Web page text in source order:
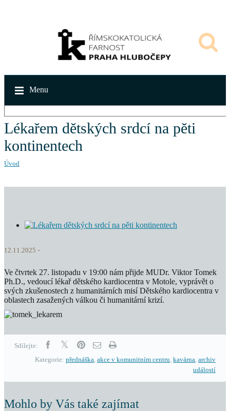
Menu
Lékařem dětských srdcí na pěti
kontinentech
Úvod
12.11.2025
Ve čtvrtek 27. listopadu v 19:00 nám přijde MUDr. Viktor Tomek
Ph.D., vedoucí lékař dětského kardiocentra v Motole, vyprávět o
svých zkušenostech z humanitárních misí Dětského kardiocentra v
oblastech zasažených válkou či humanitární krizí.
Sdílejte:
Kategorie: přednáška, akce v komunitním centru, kavárna, archiv
událostí
Mohlo by Vás také zajímat